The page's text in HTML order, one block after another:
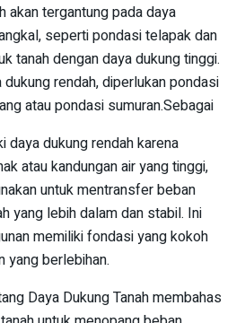
akan tergantung pada daya
seperti pondasi telapak dan
tanah dengan daya dukung tinggi.
rendah, diperlukan pondasi
atau pondasi sumuran.Sebagai
daya dukung rendah karena
atau kandungan air yang tinggi,
untuk mentransfer beban
yang lebih dalam dan stabil. Ini
memiliki fondasi yang kokoh
yang berlebihan.
Daya Dukung Tanah membahas